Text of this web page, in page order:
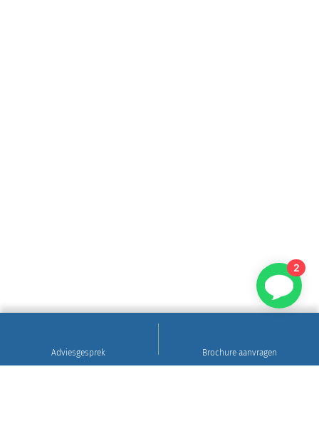
Adviesgesprek Brochure aanvragen
2